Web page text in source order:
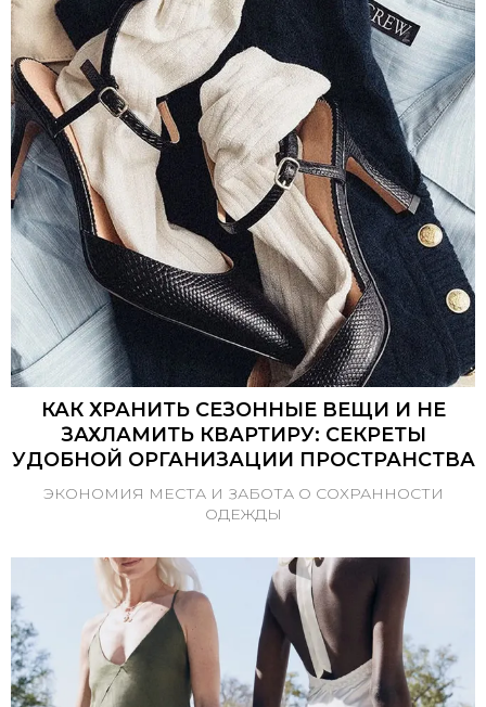
КАК ХРАНИТЬ СЕЗОННЫЕ ВЕЩИ И НЕ
ЗАХЛАМИТЬ КВАРТИРУ: СЕКРЕТЫ
УДОБНОЙ ОРГАНИЗАЦИИ ПРОСТРАНСТВА
ЭКОНОМИЯ МЕСТА И ЗАБОТА О СОХРАННОСТИ
ОДЕЖДЫ